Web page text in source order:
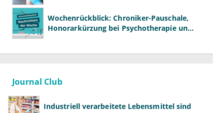
Wochenrückblick: Chroniker-Pauschale,
Honorarkürzung bei Psychotherapie und
Journal Club
Industriell verarbeitete Lebensmittel sind